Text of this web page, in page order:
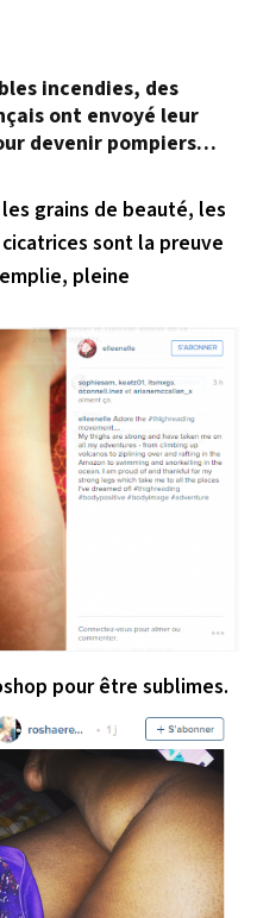
incendies, des
ont envoyé leur
devenir pompiers
grains de beauté, les
sont la preuve
pleine
pour être sublimes.